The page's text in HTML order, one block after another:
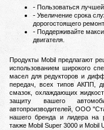
Пользоваться
Увеличение срока
дорогостоящего
Поддерживайте
двигателя.
Продукты Mobil предлагают
использованием широкого
масел для редукторов и
передач, всех типов АКПП,
смазок, охлаждающих
защиту вашего
автопроизводителей, ООО
нашего бренда и лидера на
также Mobil Super 3000 и Mobil